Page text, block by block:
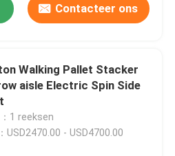
Contacteer ons
Walking Pallet Stacker
aisle Electric Spin Side
1 reeksen
USD2470.00 - USD4700.00